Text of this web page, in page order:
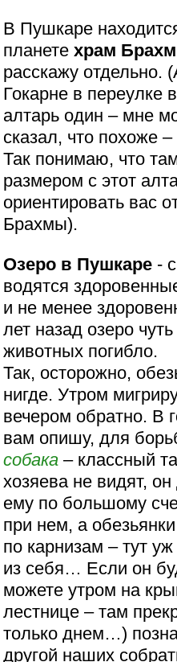
В Пушкаре
планетехрам
расскажу отдельно.
Гокарне в переулке
алтарь один – мне
сказал, что похоже
Так понимаю, что
размером с этот
ориентировать вас
Брахмы).
Озеро в Пушкаре -
водятся
и не менее
лет назад озеро
животных погибло.
Так, осторожно,
нигде. Утром
вечером обратно. В
вам опишу, для
собака – классный
хозяева не видят,
ему по большому
при нем, а
по карнизам – тут
из себя… Если он
можете утром на
лестнице – там
только днем…)
другой наших